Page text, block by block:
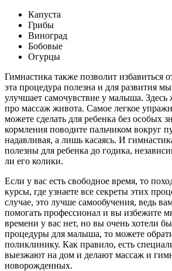
Капуста
Грибы
Виноград
Бобовые
Огурцы
Гимнастика также позволит избавиться
эта процедура полезна и для развития
улучшает самочувствие у малыша. Здесь
про массаж живота. Самое легкое
можете сделать для ребенка без особых
кормления поводите пальчиком вокруг
надавливая, а лишь касаясь. И
полезны для ребенка до годика,
ли его колики.
Если у вас есть свободное время, то
курсы, где узнаете все секреты этих
случае, это лучше самообучения, ведь
помогать профессионал и вы избежите
времени у вас нет, но вы очень хотели бы
процедуры для малыша, то можете
поликлинику. Как правило, есть
выезжают на дом и делают массаж и
новорожденных.